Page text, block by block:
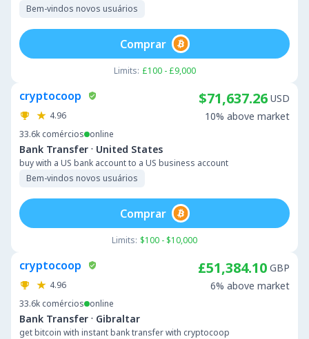
Bem-vindos novos usuários
Limits: £100 - £9,000
Comprar
cryptocoop
4.96
33.6k comércios online
Bank Transfer · United States
buy with a US bank account to a US business account
Bem-vindos novos usuários
$71,637.26 USD
10% above market
Limits: $100 - $10,000
Comprar
cryptocoop
4.96
33.6k comércios online
Bank Transfer · Gibraltar
get bitcoin with instant bank transfer with cryptocoop
£51,384.10 GBP
6% above market